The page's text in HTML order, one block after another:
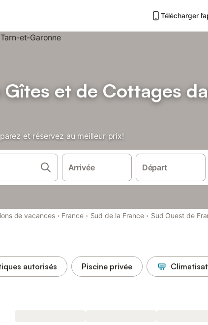
Télécharger
et de Cottages
et réservez au meilleur prix!
Arrivée Départ
de vacances · France · Sud de la France · Sud Ouest de
autorisés Piscine privée